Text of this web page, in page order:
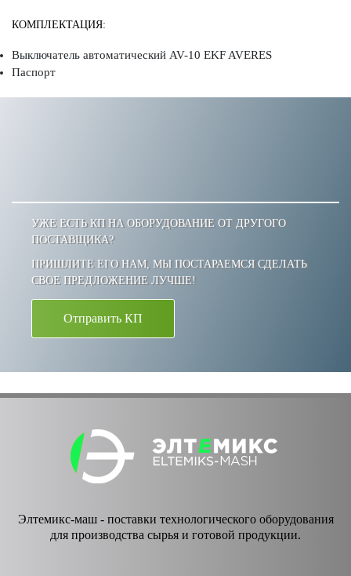
УЖЕ ЕСТЬ КП НА ОБОРУДОВАНИЕ ОТ ДРУГОГО
ПОСТАВЩИКА?
ПРИШЛИТЕ ЕГО НАМ, МЫ ПОСТАРАЕМСЯ СДЕЛАТЬ
СВОЕ ПРЕДЛОЖЕНИЕ ЛУЧШЕ!
Отправить КП
КОМПЛЕКТАЦИЯ:
Выключатель автоматический AV-10 EKF AVERES
Паспорт
Элтемикс-маш - поставки технологического оборудования
для производства сырья и готовой продукции.